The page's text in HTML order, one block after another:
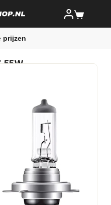
prijzen
55W